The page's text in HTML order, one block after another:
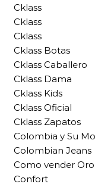
Cklass
Cklass
Cklass
Cklass Botas
Cklass Caballero
Cklass Dama
Cklass Kids
Cklass Oficial
Cklass Zapatos
Colombia y Su
Colombian Jeans
Como vender Oro
Confort